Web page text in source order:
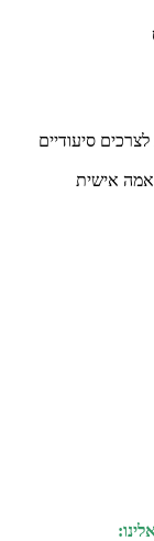
סיעודיים
אישית